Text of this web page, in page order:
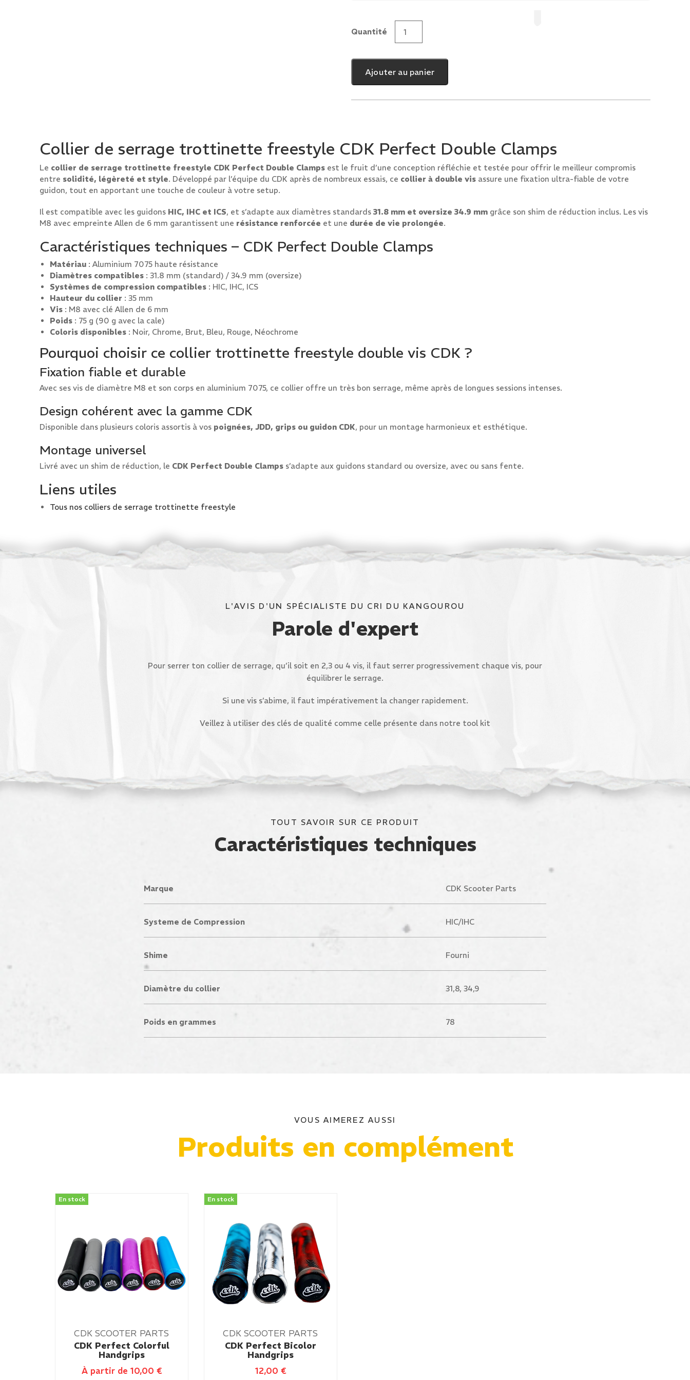
Quantité
quantité
CDK
Perfect
Double
Clamps
Ajouter au panier
Collier de serrage trottinette freestyle CDK Perfect Double Clamps
Le collier de serrage trottinette freestyle CDK Perfect Double Clamps est le fruit d’une conception réfléchie et testée pour offrir le meilleur compromis
entre solidité, légèreté et style. Développé par l’équipe du CDK après de nombreux essais, ce collier à double vis assure une fixation ultra-fiable de votre
guidon, tout en apportant une touche de couleur à votre setup.
Il est compatible avec les guidons HIC, IHC et ICS, et s’adapte aux diamètres standards 31.8 mm et oversize 34.9 mm grâce son shim de réduction inclus. Les vis
M8 avec empreinte Allen de 6 mm garantissent une résistance renforcée et une durée de vie prolongée.
Caractéristiques techniques – CDK Perfect Double Clamps
Matériau : Aluminium 7075 haute résistance
Diamètres compatibles : 31.8 mm (standard) / 34.9 mm (oversize)
Systèmes de compression compatibles : HIC, IHC, ICS
Hauteur du collier : 35 mm
Vis : M8 avec clé Allen de 6 mm
Poids : 75 g (90 g avec la cale)
Coloris disponibles : Noir, Chrome, Brut, Bleu, Rouge, Néochrome
Pourquoi choisir ce collier trottinette freestyle double vis CDK ?
Fixation fiable et durable
Avec ses vis de diamètre M8 et son corps en aluminium 7075, ce collier offre un très bon serrage, même après de longues sessions intenses.
Design cohérent avec la gamme CDK
Disponible dans plusieurs coloris assortis à vos poignées, JDD, grips ou guidon CDK, pour un montage harmonieux et esthétique.
Montage universel
Livré avec un shim de réduction, le CDK Perfect Double Clamps s’adapte aux guidons standard ou oversize, avec ou sans fente.
Liens utiles
Tous nos colliers de serrage trottinette freestyle
L'AVIS D'UN SPÉCIALISTE DU CRI DU KANGOUROU
Parole d'expert
Pour serrer ton collier de serrage, qu’il soit en 2,3 ou 4 vis, il faut serrer progressivement chaque vis, pour
équilibrer le serrage.
Si une vis s’abime, il faut impérativement la changer rapidement.
Veillez à utiliser des clés de qualité comme celle présente dans notre tool kit
TOUT SAVOIR SUR CE PRODUIT
Caractéristiques techniques
Marque CDK Scooter Parts
Systeme de Compression HIC/IHC
Shime Fourni
Diamètre du collier 31,8, 34,9
Poids en grammes 78
VOUS AIMEREZ AUSSI
Produits en complément
En stock
CDK SCOOTER PARTS
CDK Perfect Colorful
Handgrips
À partir de 10,00 €
En stock
CDK SCOOTER PARTS
CDK Perfect Bicolor
Handgrips
12,00 €